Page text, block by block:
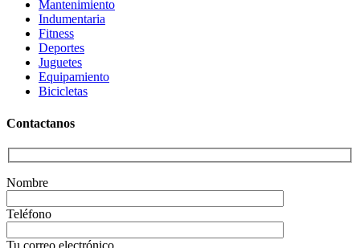
Mantenimiento
Indumentaria
Fitness
Deportes
Juguetes
Equipamiento
Bicicletas
Contactanos
Nombre
Teléfono